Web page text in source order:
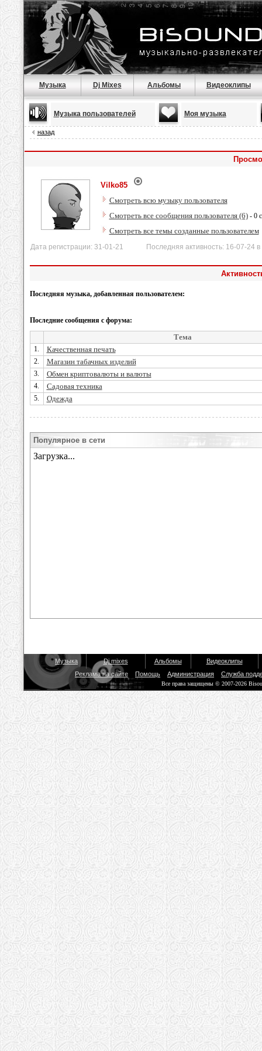
Музыка Dj Mixes Альбомы Видеоклипы
Музыка пользователей Моя музыка
назад
Vilko85
Смотреть всю музыку пользователя
Смотреть все сообщения пользователя (6)- 0
Смотреть все темы созданные пользователем
Дата регистрации: 31-01-21 Последняя активность: 16-07-24 в
Последняя музыка, добавленная пользователем:
Последние сообщения с форума:
Тема
1. Качественная печать
2. Магазин табачных изделий
3. Обмен криптовалюты и валюты
4. Садовая техника
5. Одежда
Популярное в сети
Музыка Dj mixes Альбомы
Видеоклипы
Реклама на сайте
Помощь Администрация Служба
Все права защищены © 2007-2026